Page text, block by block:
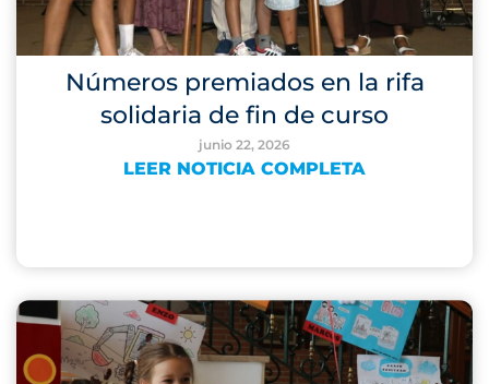
Números premiados en la rifa
solidaria de fin de curso
junio 22, 2026
LEER NOTICIA COMPLETA